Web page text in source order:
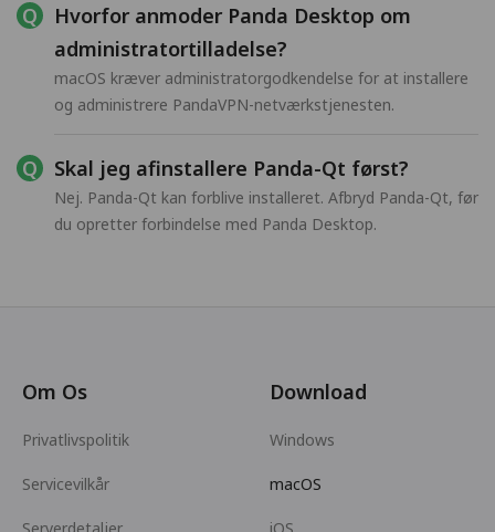
Hvorfor anmoder Panda Desktop om
administratortilladelse?
macOS kræver administratorgodkendelse for at installere
og administrere PandaVPN-netværkstjenesten.
Skal jeg afinstallere Panda-Qt først?
Nej. Panda-Qt kan forblive installeret. Afbryd Panda-Qt, før
du opretter forbindelse med Panda Desktop.
Om Os
Privatlivspolitik
Servicevilkår
Download
Windows
macOS